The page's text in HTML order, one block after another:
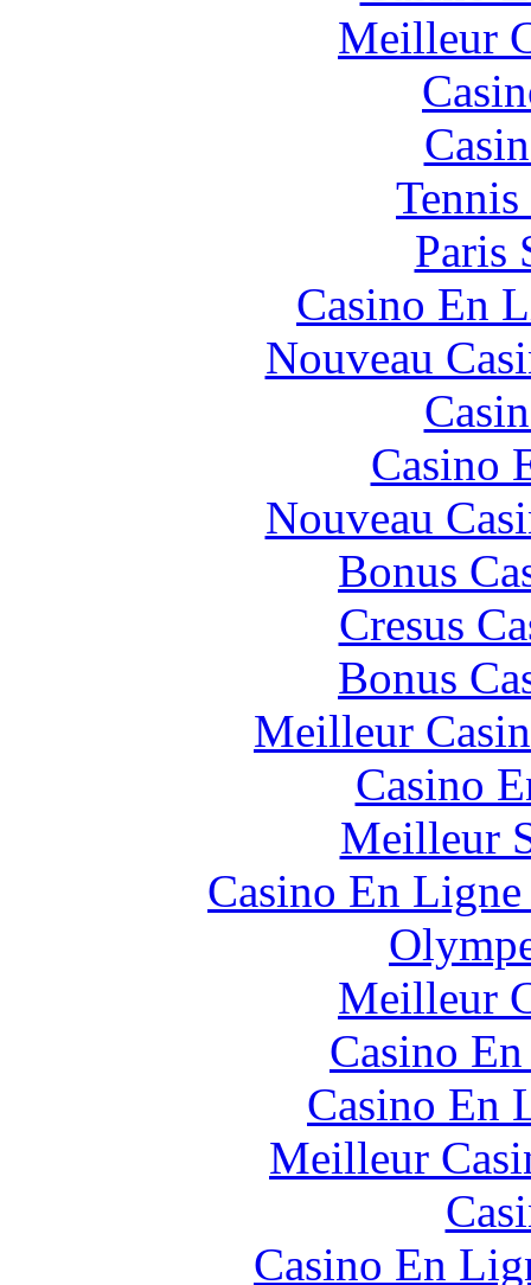
Meilleur
Paris
Casino En
Nouveau
Casino
Nouveau
Bonus
Cresus
Bonus
Meilleur
Casino
Meilleur
Casino En
Meilleur
Casino
Casino En
Meilleur
Casino En